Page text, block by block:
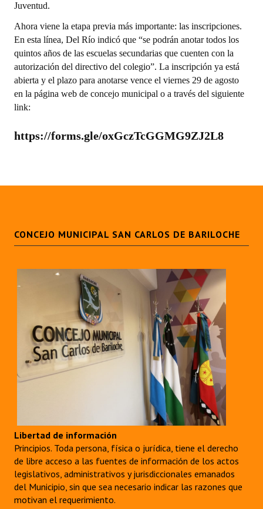
Noticias Destacadas
Registros y Distinciones
Datos Históricos
Premio al Mérito - Registro
Audiencias Públicas - Registro
Periodistas Decanos - Registro
Banca del Vecino - Registro
Antiguos Pobladores - Registro
Reconocimientos - Registro
Bariloche, Municipio intercultural
Entrega de distinciones
REFORMA DE LA CARTA ORGÁNICA
Juventud.
Ahora viene la etapa previa más importante: las inscripciones.
En esta línea, Del Río indicó que “se podrán anotar todos los
quintos años de las escuelas secundarias que cuenten con la
autorización del directivo del colegio”. La inscripción ya está
abierta y el plazo para anotarse vence el viernes 29 de agosto
en la página web de concejo municipal o a través del siguiente
link:
https://forms.gle/oxGczTcGGMG9ZJ2L8
CONCEJO MUNICIPAL SAN CARLOS DE BARILOCHE
Libertad de información
Principios. Toda persona, física o jurídica, tiene el derecho
de libre acceso a las fuentes de información de los actos
legislativos, administrativos y jurisdiccionales emanados
del Municipio, sin que sea necesario indicar las razones que
motivan el requerimiento.